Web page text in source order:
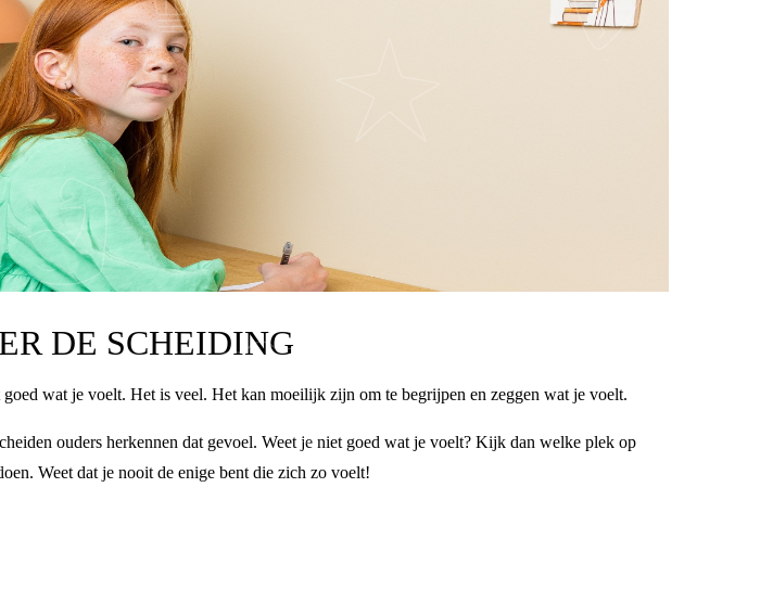
DE SCHEIDING
wat je voelt. Het is veel. Het kan moeilijk zijn om te begrijpen en zeggen wat je voelt.
ouders herkennen dat gevoel. Weet je niet goed wat je voelt? Kijk dan welke plek op
Weet dat je nooit de enige bent die zich zo voelt!